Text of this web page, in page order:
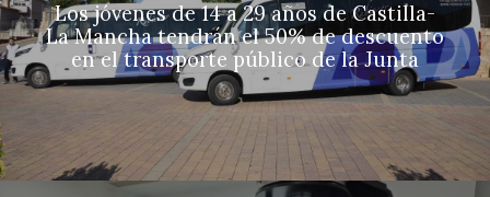
Los jóvenes de 14 a 29 años de Castilla-
La Mancha tendrán el 50% de descuento
en el transporte público de la Junta